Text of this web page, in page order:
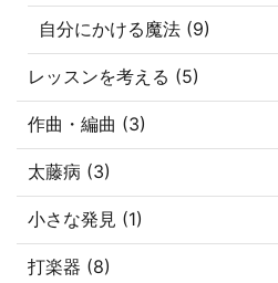
自分にかける魔法 (9)
レッスンを考える (5)
作曲・編曲 (3)
太藤病 (3)
小さな発見 (1)
打楽器 (8)